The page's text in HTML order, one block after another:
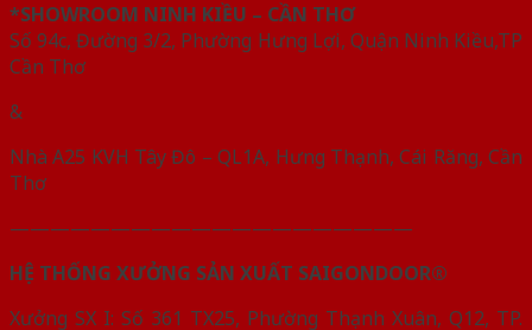
*SHOWROOM NINH KIỀU – CẦN THƠ
Số 94c, Đường 3/2, Phường Hưng Lợi, Quận Ninh Kiều,TP
Cần Thơ
&
Nhà A25 KVH Tây Đô – QL1A, Hưng Thạnh, Cái Răng, Cần
Thơ
————————————————————
HỆ THỐNG XƯỞNG SẢN XUẤT SAIGONDOOR®
Xưởng SX I: Số 361 TX25, Phường Thạnh Xuân, Q12, TP.